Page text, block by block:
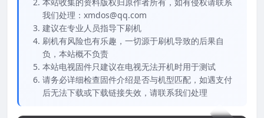
本站收集的资料版权归原作者所有，如有侵权请联系
我们处理：xmdos@qq.com
建议在专业人员指导下刷机
刷机有风险也有乐趣，一切源于刷机导致的后果自
负，本站概不负责
本站电视固件只建议在电视无法开机时用于测试
请务必详细检查固件介绍是否与机型匹配，如遇支付
后无法下载或下载链接失效，请联系我们处理